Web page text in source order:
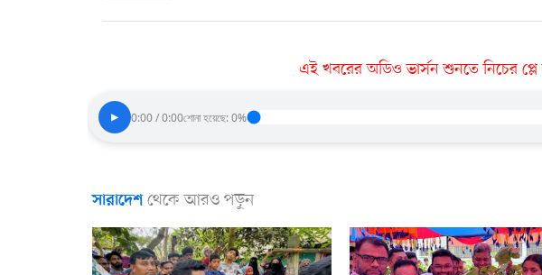
এই খবরের অডিও ভার্সন শুনতে নিচের
▶ 0:00 / 0:00শোনা হয়েছে: 0%
সারাদেশথেকে আরও পড়ুন